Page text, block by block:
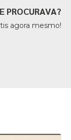
PROCURAVA?
agora mesmo!